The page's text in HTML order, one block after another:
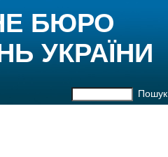
Пошук
БЮРО
УКРАЇНИ